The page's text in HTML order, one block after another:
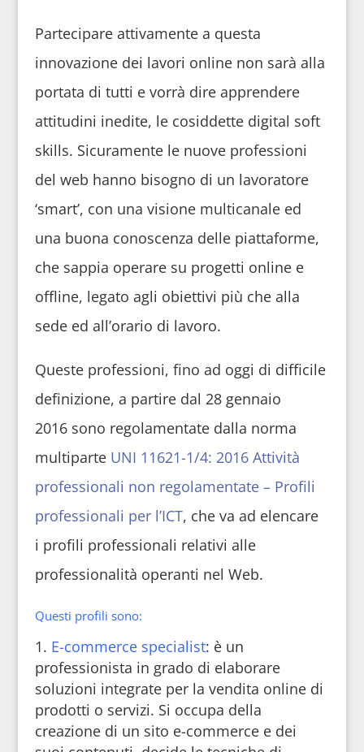
Partecipare attivamente a questa
innovazione dei lavori online non sarà alla
portata di tutti e vorrà dire apprendere
attitudini inedite, le cosiddette digital soft
skills. Sicuramente le nuove professioni
del web hanno bisogno di un lavoratore
‘smart’, con una visione multicanale ed
una buona conoscenza delle piattaforme,
che sappia operare su progetti online e
offline, legato agli obiettivi più che alla
sede ed all’orario di lavoro.
Queste professioni, fino ad oggi di difficile
definizione, a partire dal 28 gennaio
2016 sono regolamentate dalla norma
multiparte UNI 11621-1/4: 2016 Attività
professionali non regolamentate – Profili
professionali per l’ICT, che va ad elencare
i profili professionali relativi alle
professionalità operanti nel Web.
Questi profili sono:
E-commerce specialist: è un
professionista in grado di elaborare
soluzioni integrate per la vendita online di
prodotti o servizi. Si occupa della
creazione di un sito e-commerce e dei